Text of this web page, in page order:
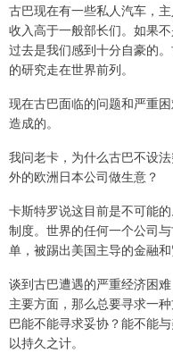
古巴现在有一些私人汽车，
收入高于一般部长们。如果
过去是我们感到十分自豪的
的研究走在世界前列。
现在古巴面临的问题和严重
造成的。
我问老卡，为什么古巴不设
外的欧洲日本公司做生意？
卡斯特罗说这目前是不可能
制度。世界的任何一个公司
单，被踢出美国主导的金融和
谈到古巴遭遇的严重经济困
主要方面，那么总要寻求一
巴能不能寻求妥协？能不能
以持久之计。